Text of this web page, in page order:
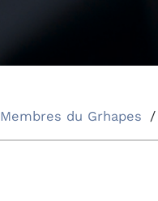
Membres du Grhapes